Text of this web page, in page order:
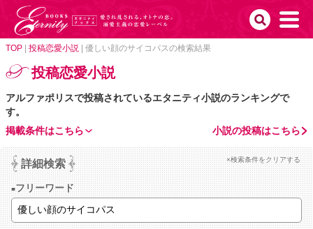
TOP 投稿恋愛小説 優しい顔のサイコパスの検索結果
投稿恋愛小説
アルファポリスで投稿されているエタニティ小説のランキングで
す。
小説の投稿はこちら
掲載条件はこちら
詳細検索 ×検索条件をクリアする
フリーワード